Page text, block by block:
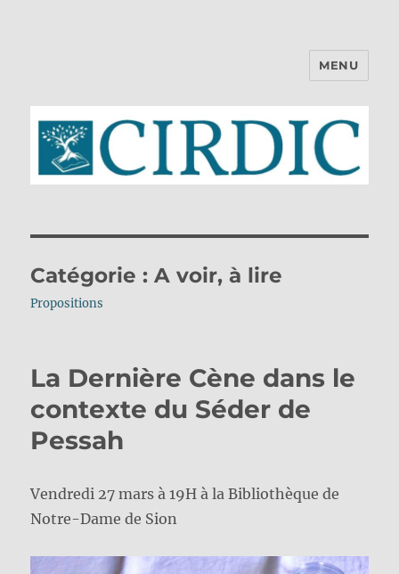
MENU
Catégorie :A voir, à lire
Propositions
La Dernière Cène dans le
contexte du Séder de
Pessah
Vendredi 27 mars à 19H à la Bibliothèque de
Notre-Dame de Sion